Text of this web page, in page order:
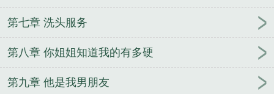
第七章 洗头服务
第八章 你姐姐知道我的有多硬
第九章 他是我男朋友